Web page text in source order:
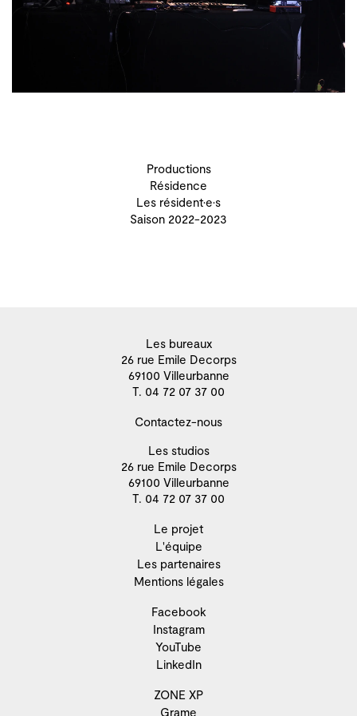
Productions
Résidence
Les résident·e·s
Saison 2022-2023
Les bureaux
26 rue Emile Decorps
69100 Villeurbanne
T. 04 72 07 37 00
Contactez-nous
Les studios
26 rue Emile Decorps
69100 Villeurbanne
T. 04 72 07 37 00
Le projet
L'équipe
Les partenaires
Mentions légales
Facebook
Instagram
YouTube
LinkedIn
ZONE XP
Grame